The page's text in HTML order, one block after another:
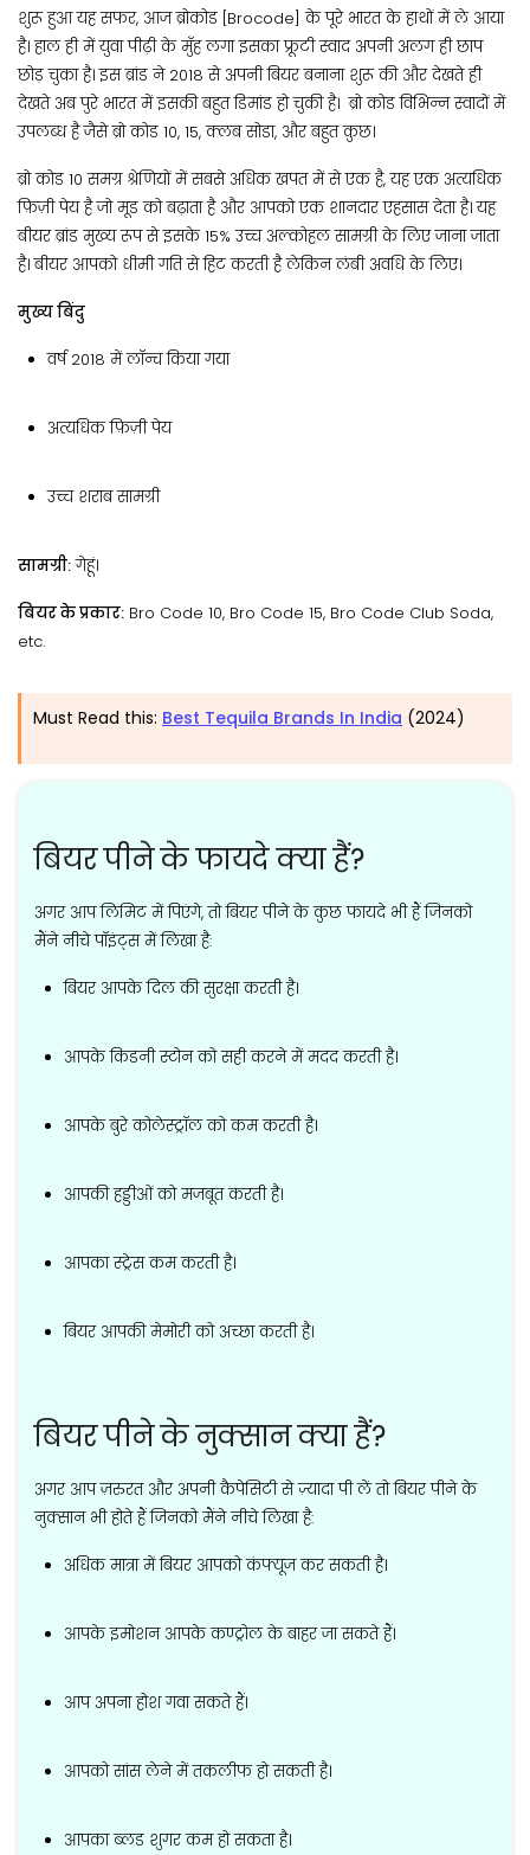
शुरू हुआ यह सफर, आज ब्रोकोड [Brocode] के पूरे भारत के हाथों में ले आया
है। हाल ही में युवा पीढ़ी के मुँह लगा इसका फ्रूटी स्वाद अपनी अलग ही छाप
छोड़ चुका है। इस ब्रांड ने 2018 से अपनी बियर बनाना शुरू की और देखते ही
देखते अब पुरे भारत में इसकी बहुत डिमांड हो चुकी है। ब्रो कोड विभिन्न स्वादों में
उपलब्ध है जैसे ब्रो कोड 10, 15, क्लब सोडा, और बहुत कुछ।
ब्रो कोड 10 समग्र श्रेणियों में सबसे अधिक खपत में से एक है, यह एक अत्यधिक
फ़िज़ी पेय है जो मूड को बढ़ाता है और आपको एक शानदार एहसास देता है। यह
बीयर ब्रांड मुख्य रूप से इसके 15% उच्च अल्कोहल सामग्री के लिए जाना जाता
है। बीयर आपको धीमी गति से हिट करती है लेकिन लंबी अवधि के लिए।
मुख्य बिंदु
वर्ष 2018 में लॉन्च किया गया
अत्यधिक फ़िज़ी पेय
उच्च शराब सामग्री
सामग्री:गेहूं।
बियर के प्रकार: Bro Code 10, Bro Code 15, Bro Code Club Soda,
etc.
Must Read this: Best Tequila Brands In India (2024)
बियर पीने के फायदे क्या हैं?
अगर आप लिमिट में पिएंगे, तो बियर पीने के कुछ फायदे भी हैं जिनको
मैंने नीचे पॉइंट्स में लिखा है:
बियर आपके दिल की सुरक्षा करती है।
आपके किडनी स्टोन को सही करने में मदद करती है।
आपके बुरे कोलेस्ट्रॉल को कम करती है।
आपकी हड्डीओं को मजबूत करती है।
आपका स्ट्रेस कम करती है।
बियर आपकी मेमोरी को अच्छा करती है।
बियर पीने के नुक्सान क्या हैं?
अगर आप ज़रुरत और अपनी कैपेसिटी से ज़्यादा पी लें तो बियर पीने के
नुक्सान भी होते हैं जिनको मैंने नीचे लिखा है:
अधिक मात्रा में बियर आपको कंफ्यूज कर सकती है।
आपके इमोशन आपके कण्ट्रोल के बाहर जा सकते हैं।
आप अपना होश गवा सकते हैं।
आपको सांस लेने में तकलीफ हो सकती है।
आपका ब्लड शुगर कम हो सकता है।